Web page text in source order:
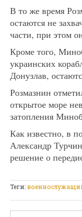
В то же время
остаются не
части, при этом
Кроме того,
украинских
Донузлав,
Розмазнин
открытое море
затопления
Как известно, в
Александр
решение о
Теги: